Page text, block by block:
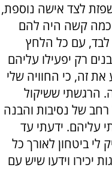
לצד אישה נוספת,
כמה קשה היה להם
עם כל הלחץ
רק יפעילו עליהם
זה, כי החוויה שלי
הרגשתי ששיקול
של נסיבות והבנה
עליהם. ידעתי עד
לי ביטחון לאורך כל
יכירו וידעו שיש עם